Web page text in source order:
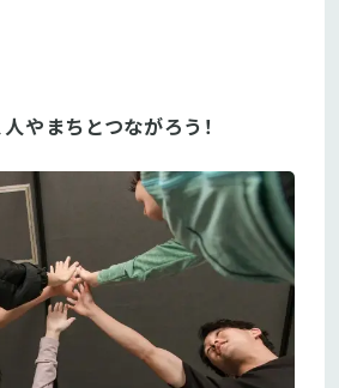
人やまちとつながろう！